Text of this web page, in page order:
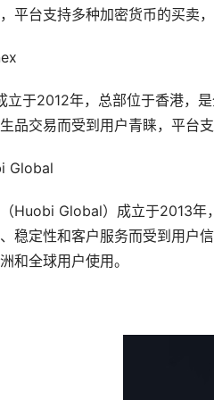
平台支持多种加密货币的买卖
立于2012年，总部位于香港，
品交易而受到用户青睐，平台
Global
Huobi Global）成立于2013年
稳定性和客户服务而受到用户
和全球用户使用。